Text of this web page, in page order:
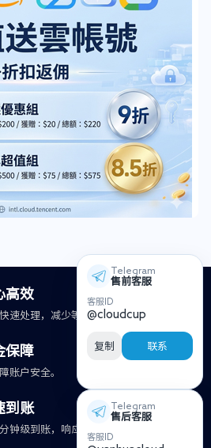
高效
速处理，减少等待时间。
保障
账户安全。
到账
钟级到账，响应更及时。
Telegram
售前客服
客服ID
@cloudcup
复制 联系
Telegram
售后客服
客服ID